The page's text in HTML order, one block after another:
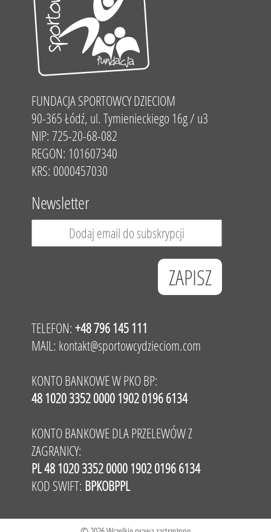
FUNDACJA SPORTOWCY DZIECIOM
90-365 Łódź, ul. Tymienieckiego 16g / u3
NIP: 725-20-68-082
REGON: 101607340
KRS: 0000457030
Newsletter
TELEFON: +48 796 145 111
MAIL: kontakt@sportowcydzieciom.com
KONTO BANKOWE W PKO BP:
48 1020 3352 0000 1902 0196 6134
KONTO BANKOWE DLA PRZELEWÓW Z
ZAGRANICY:
PL 48 1020 3352 0000 1902 0196 6134
KOD SWIFT: BPKOBPPL